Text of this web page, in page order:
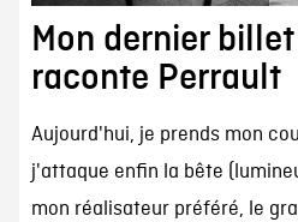
Mon dernier
raconte Perrault
Aujourd'hui, je prends mon
j'attaque enfin la bête
mon réalisateur préféré, le